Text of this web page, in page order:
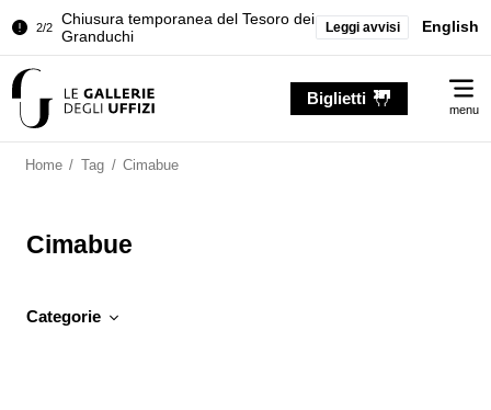
2/2
Chiusura temporanea del Tesoro dei
Granduchi
della Sala dell'Iliade
Granduchi
Leggi avvisi English
Biglietti
menu
Home / Tag / Cimabue
Cimabue
Categorie